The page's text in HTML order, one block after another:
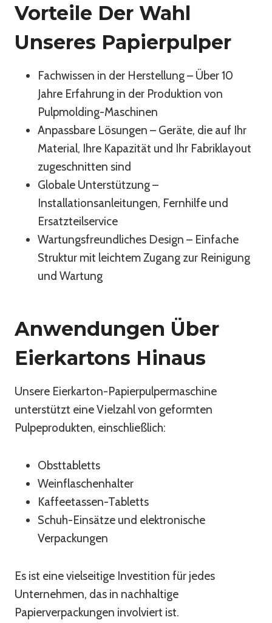
Vorteile Der Wahl
Unseres Papierpulper
Fachwissen in der Herstellung – Über 10
Jahre Erfahrung in der Produktion von
Pulpmolding-Maschinen
Anpassbare Lösungen – Geräte, die auf Ihr
Material, Ihre Kapazität und Ihr Fabriklayout
zugeschnitten sind
Globale Unterstützung –
Installationsanleitungen, Fernhilfe und
Ersatzteilservice
Wartungsfreundliches Design – Einfache
Struktur mit leichtem Zugang zur Reinigung
und Wartung
Anwendungen Über
Eierkartons Hinaus
Unsere Eierkarton-Papierpulpermaschine
unterstützt eine Vielzahl von geformten
Pulpeprodukten, einschließlich:
Obsttabletts
Weinflaschenhalter
Kaffeetassen-Tabletts
Schuh-Einsätze und elektronische
Verpackungen
Es ist eine vielseitige Investition für jedes
Unternehmen, das in nachhaltige
Papierverpackungen involviert ist.